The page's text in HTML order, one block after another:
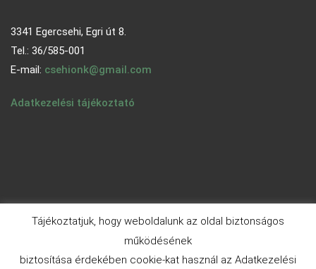
3341 Egercsehi, Egri út 8.
Tel.: 36/585-001
E-mail: csehionk@gmail.com
Adatkezelési tájékoztató
Tájékoztatjuk, hogy weboldalunk az oldal biztonságos
működésének
biztosítása érdekében cookie-kat használ az Adatkezelési